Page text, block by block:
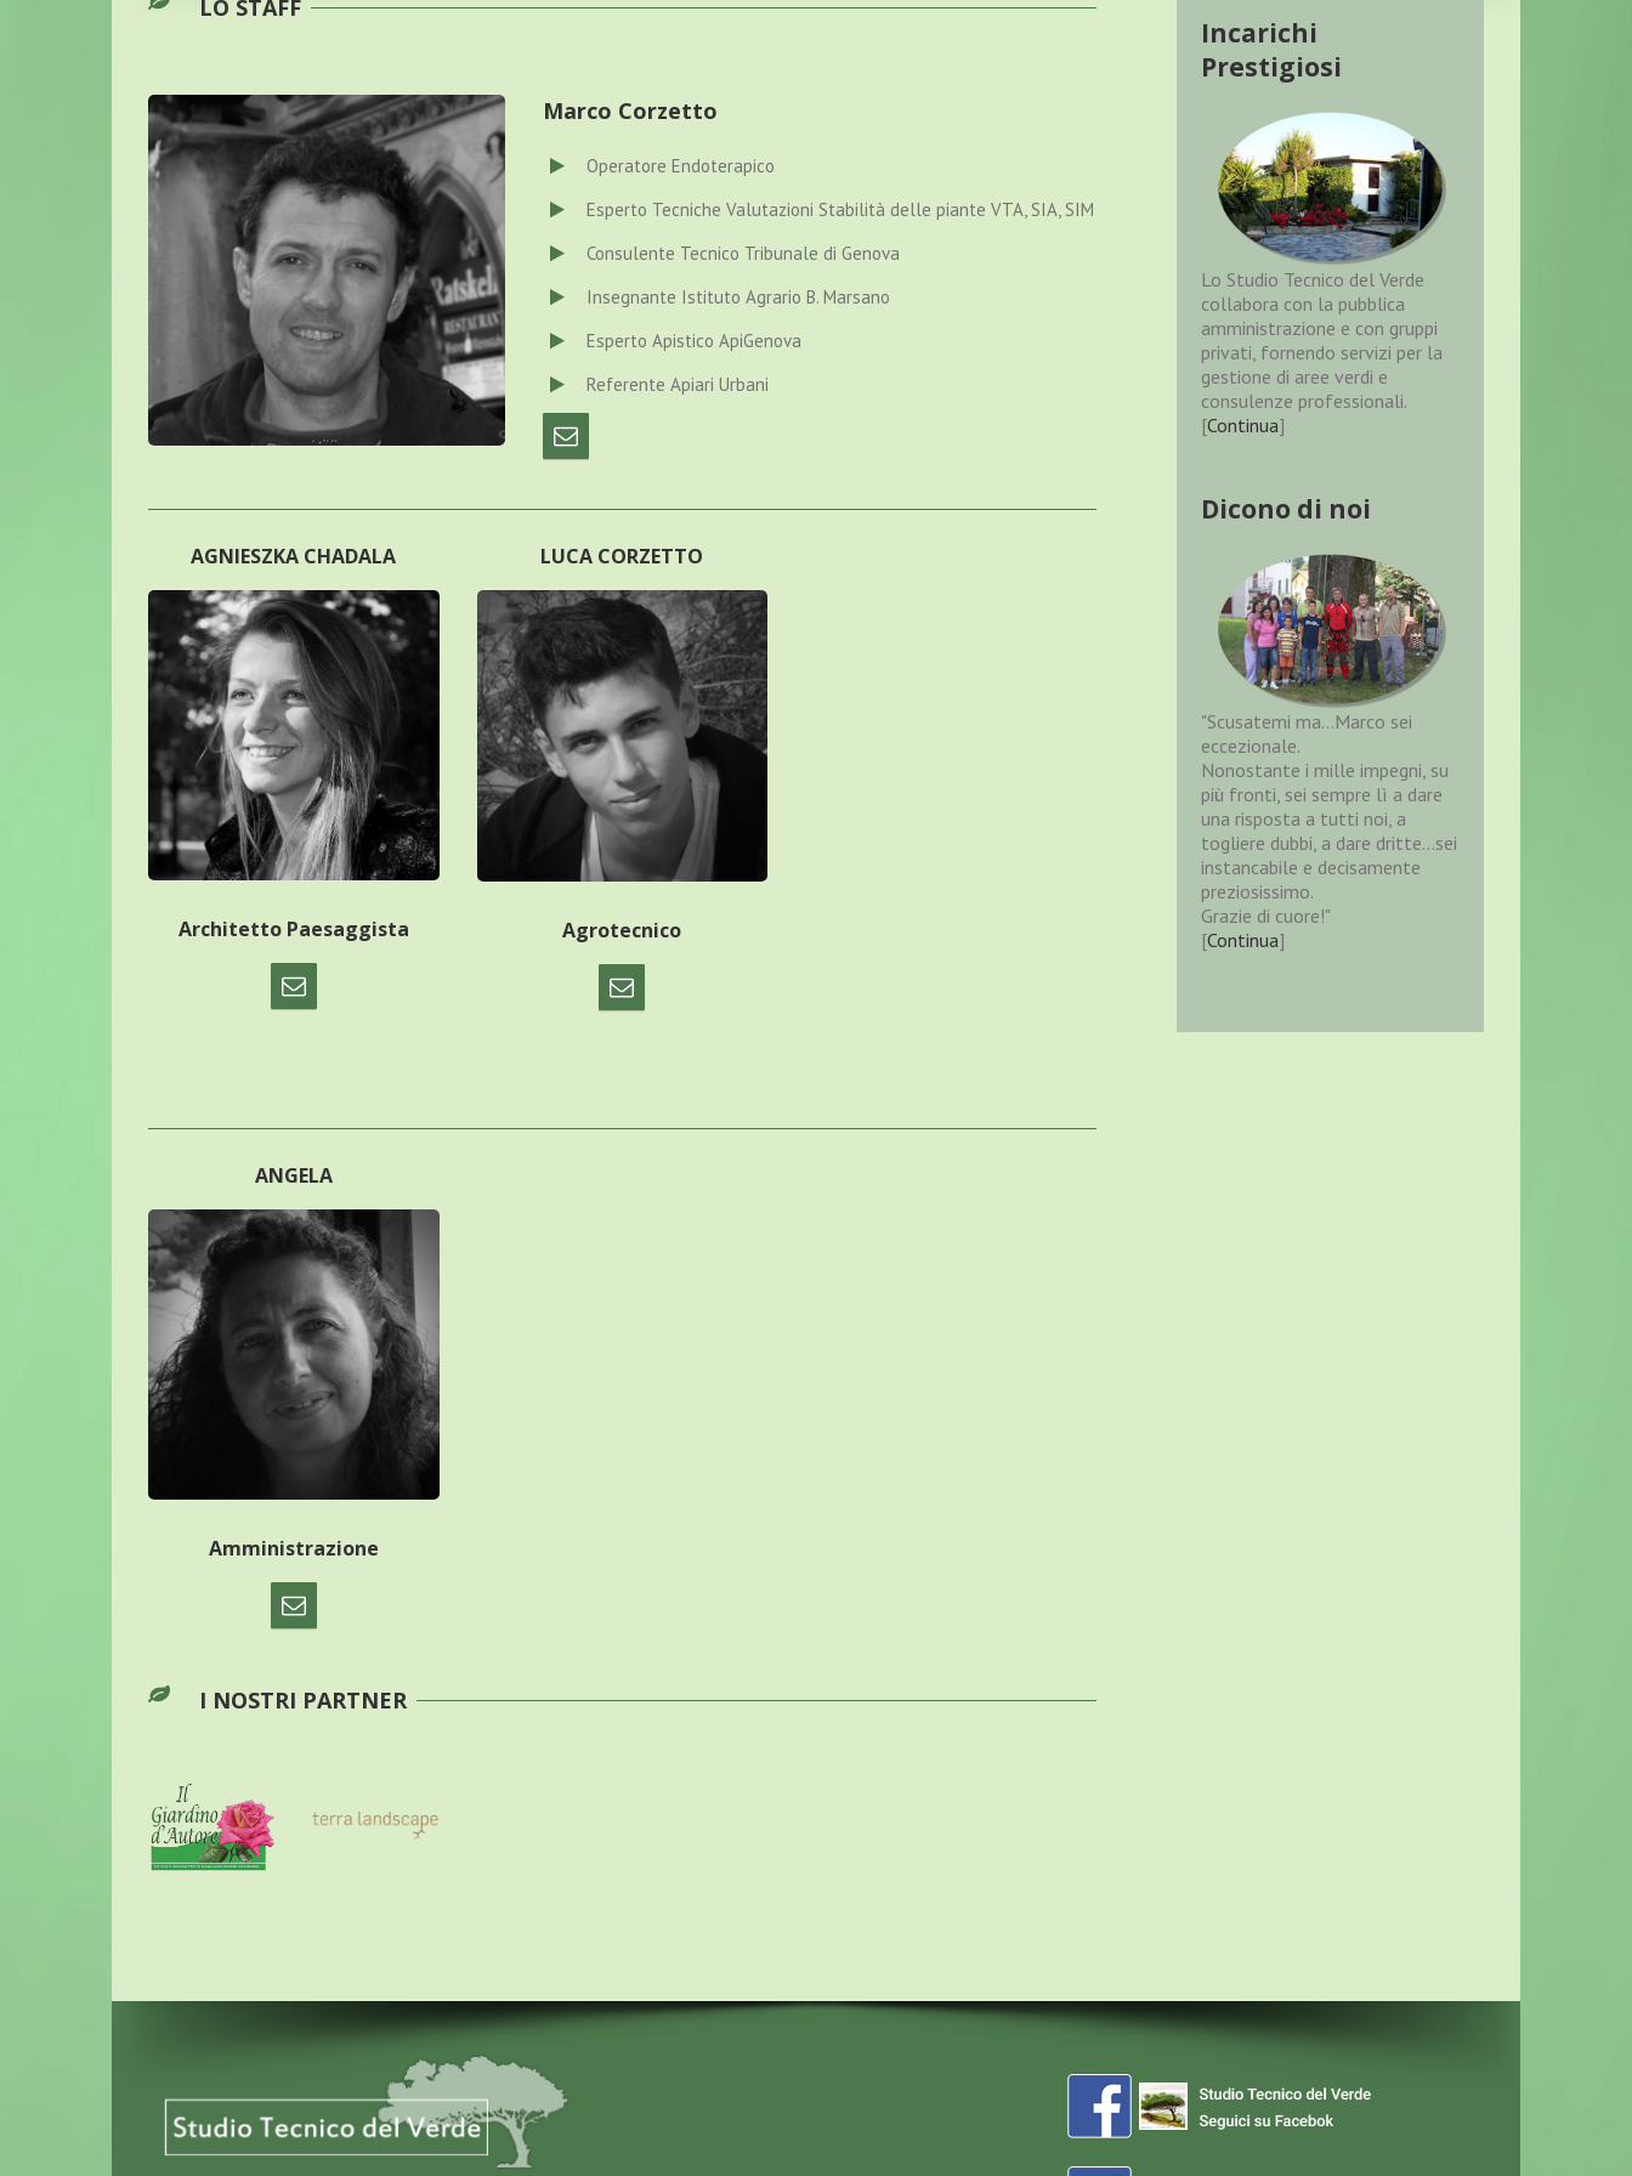
LO STAFF
Marco Corzetto
Operatore Endoterapico
Esperto Tecniche Valutazioni Stabilità delle piante VTA, SIA, SIM
Consulente Tecnico Tribunale di Genova
Insegnante Istituto Agrario B. Marsano
Esperto Apistico ApiGenova
Referente Apiari Urbani
AGNIESZKA CHADALA
Architetto Paesaggista
LUCA CORZETTO
Agrotecnico
ANGELA
Amministrazione
I NOSTRI PARTNER
Incarichi
Prestigiosi
Lo Studio Tecnico del Verde
collabora con la pubblica
amministrazione e con gruppi
privati, fornendo servizi per la
gestione di aree verdi e
consulenze professionali.
[Continua]
Dicono di noi
"Scusatemi ma…Marco sei
eccezionale.
Nonostante i mille impegni, su
più fronti, sei sempre lì a dare
una risposta a tutti noi, a
togliere dubbi, a dare dritte…sei
instancabile e decisamente
preziosissimo.
Grazie di cuore!"
[Continua]